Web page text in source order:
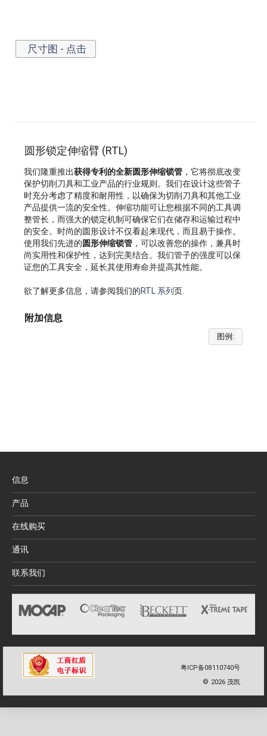
尺寸图 - 点击
圆形锁定伸缩臂 (RTL)
我们隆重推出获得专利的全新圆形伸缩锁管 ，它将彻底改变
保护切削刀具和工业产品的行业规则。我们在设计这些管子
时充分考虑了精度和耐用性，以确保为切削刀具和其他工业
产品提供一流的安全性。伸缩功能可让您根据不同的工具调
整管长，而强大的锁定机制可确保它们在储存和运输过程中
的安全。时尚的圆形设计不仅看起来现代，而且易于操作。
使用我们先进的圆形伸缩锁管 ，可以改善您的操作，兼具时
尚实用性和保护性，达到完美结合。我们管子的强度可以保
证您的工具安全，延长其使用寿命并提高其性能。
欲了解更多信息，请参阅我们的RTL 系列页.
附加信息
图例:
信息
产品
在线购买
通讯
联系我们
粤ICP备08110740号
© 2026 茂凯